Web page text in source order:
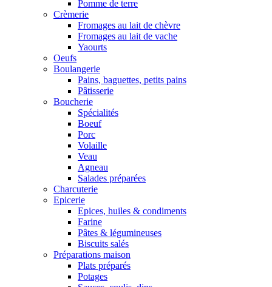
Pomme de terre
Crèmerie
Fromages au lait de chèvre
Fromages au lait de vache
Yaourts
Oeufs
Boulangerie
Pains, baguettes, petits pains
Pâtisserie
Boucherie
Spécialités
Boeuf
Porc
Volaille
Veau
Agneau
Salades préparées
Charcuterie
Epicerie
Epices, huiles & condiments
Farine
Pâtes & légumineuses
Biscuits salés
Préparations maison
Plats préparés
Potages